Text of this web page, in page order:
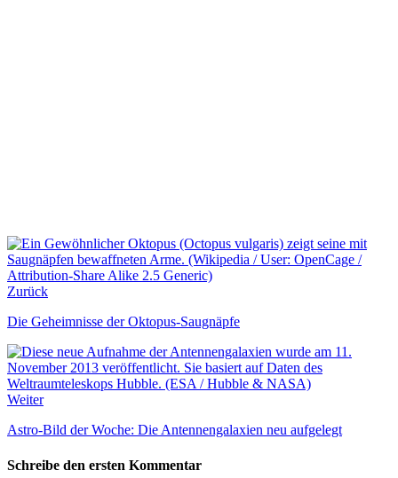
Zurück
Die Geheimnisse der Oktopus-Saugnäpfe
Weiter
Astro-Bild der Woche: Die Antennengalaxien neu aufgelegt
Schreibe den ersten Kommentar